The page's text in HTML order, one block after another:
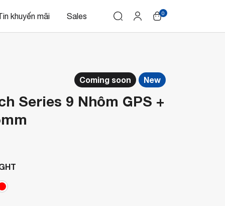
khuyến mãi Sales 0
Coming soon New
Series 9 Nhôm GPS +